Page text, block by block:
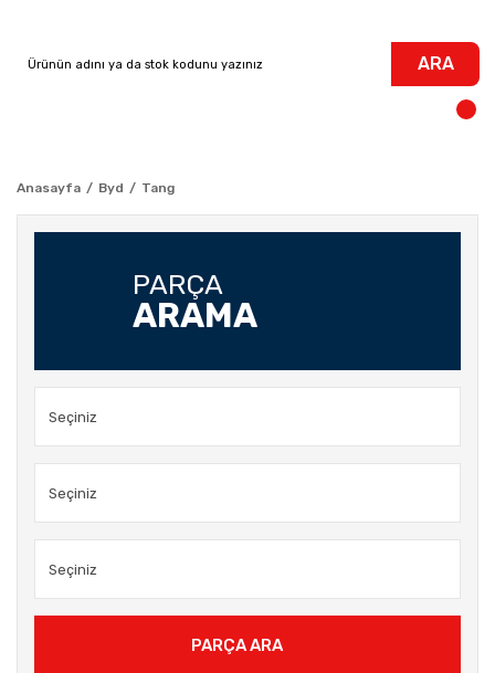
ARA
Anasayfa Byd Tang
PARÇA
ARAMA
PARÇA ARA